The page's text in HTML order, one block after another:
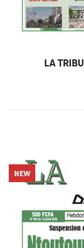
LA
NEW